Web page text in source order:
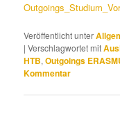
Veröffentlicht unter
|Verschlagwortet mit
HTB,Outgoings
Kommentar